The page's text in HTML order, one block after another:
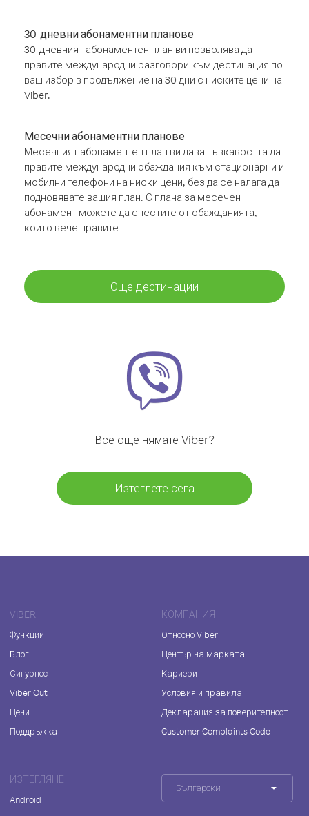
30-дневни абонаментни планове
30-дневният абонаментен план ви позволява да
правите международни разговори към дестинация по
ваш избор в продължение на 30 дни с ниските цени на
Viber.
Месечни абонаментни планове
Месечният абонаментен план ви дава гъвкавостта да
правите международни обаждания към стационарни и
мобилни телефони на ниски цени, без да се налага да
подновявате вашия план. С плана за месечен
абонамент можете да спестите от обажданията,
които вече правите
Още дестинации
Все още нямате Viber?
Изтеглете сега
VIBER
Функции
Блог
Сигурност
Viber Out
Цени
Поддръжка
КОМПАНИЯ
Относно Viber
Център на марката
Кариери
Условия и правила
Декларация за поверителност
Customer Complaints Code
ИЗТЕГЛЯНЕ
Android
Български